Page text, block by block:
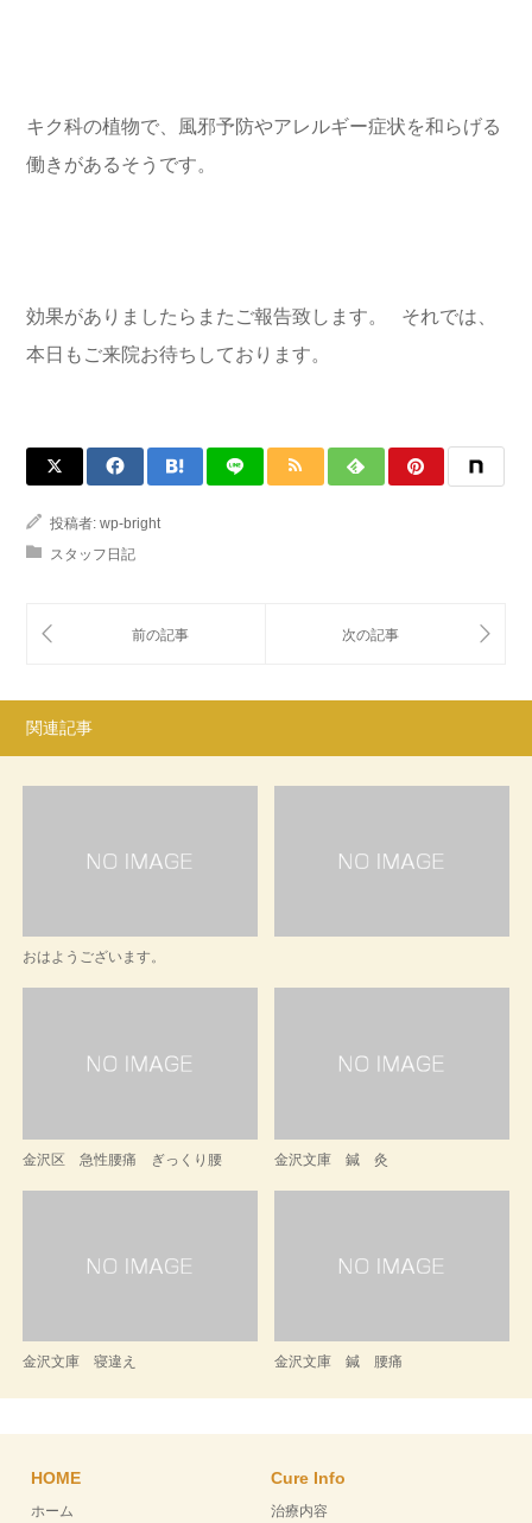
キク科の植物で、風邪予防やアレルギー症状を和らげる
働きがあるそうです。
効果がありましたらまたご報告致します。 それでは、
本日もご来院お待ちしております。
投稿者: wp-bright
スタッフ日記
関連記事
おはようございます。
金沢区 急性腰痛 ぎっくり腰 金沢文庫 鍼 灸
金沢文庫 寝違え 金沢文庫 鍼 腰痛
HOME
ホーム
Cure Info
治療内容